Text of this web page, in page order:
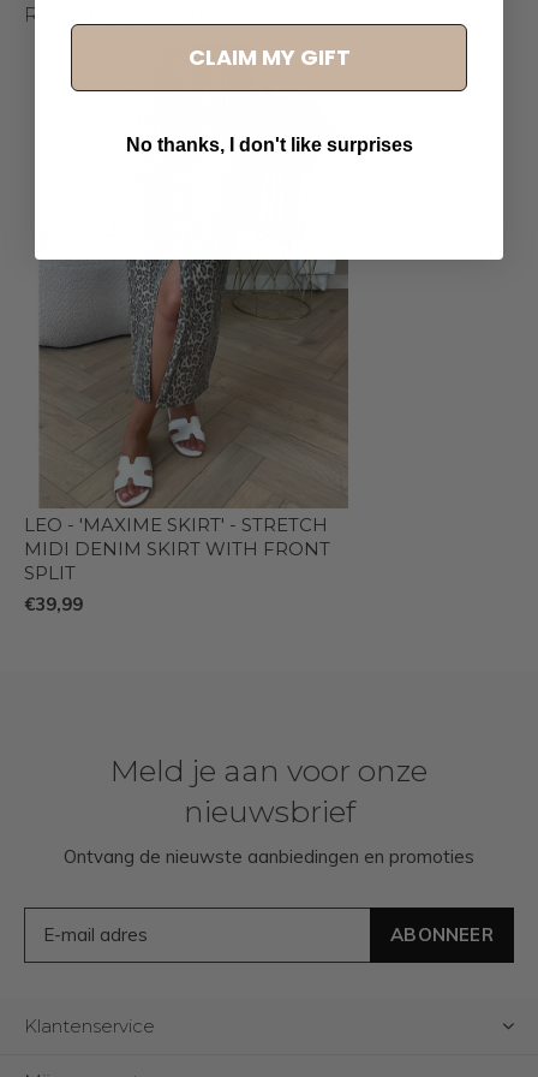
Recente artikelen
LEO - 'MAXIME SKIRT' - STRETCH
MIDI DENIM SKIRT WITH FRONT
SPLIT
€39,99
Meld je aan voor onze
nieuwsbrief
Ontvang de nieuwste aanbiedingen en promoties
ABONNEER
Klantenservice
CLAIM MY GIFT
No thanks, I don't like surprises